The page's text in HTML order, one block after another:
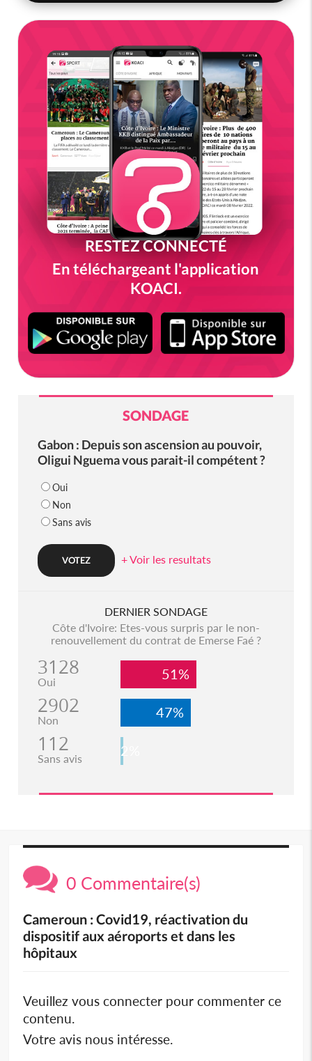
RESTEZ CONNECTÉ
En téléchargeant l'application
KOACI.
SONDAGE
Gabon : Depuis son ascension au pouvoir,
Oligui Nguema vous parait-il compétent ?
Oui
Non
Sans avis
+ Voir les resultats
DERNIER SONDAGE
Côte d'Ivoire: Etes-vous surpris par le non-
renouvellement du contrat de Emerse Faé ?
3128
Oui 51%
2902
Non 47%
112
Sans avis 2%
0 Commentaire(s)
Cameroun : Covid19, réactivation du
dispositif aux aéroports et dans les
hôpitaux
Veuillez vous connecter pour commenter ce
contenu.
Votre avis nous intéresse.